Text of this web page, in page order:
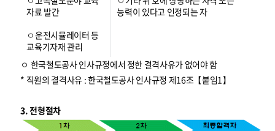
자료 발간
ㅇ운전시뮬레이터 등
교육기자재 관리
능력이 있다고 인정되는 자
ㅇ 한국철도공사 인사규정에서 정한 결격사유가 없어야 함
* 직원의 결격사유 : 한국철도공사 인사규정 제16조【붙임1】
3. 전형절차